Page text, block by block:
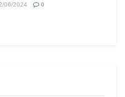
06/2024 0